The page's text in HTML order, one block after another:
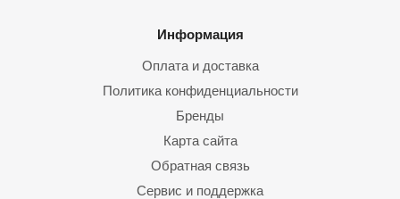
Информация
Оплата и доставка
Политика конфиденциальности
Бренды
Карта сайта
Обратная связь
Сервис и поддержка